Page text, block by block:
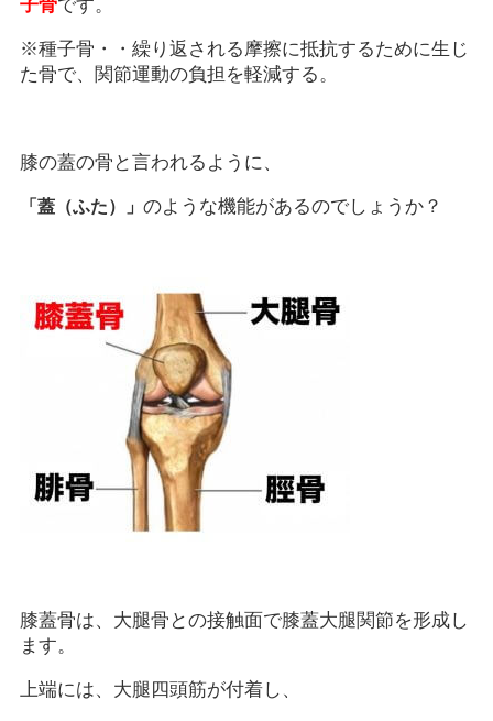
子骨です。
※種子骨・・繰り返される摩擦に抵抗するために生じ
た骨で、関節運動の負担を軽減する。
膝の蓋の骨と言われるように、
「蓋（ふた）」 のような機能があるのでしょうか？
膝蓋骨は、大腿骨との接触面で膝蓋大腿関節を形成し
ます。
上端には、大腿四頭筋が付着し、